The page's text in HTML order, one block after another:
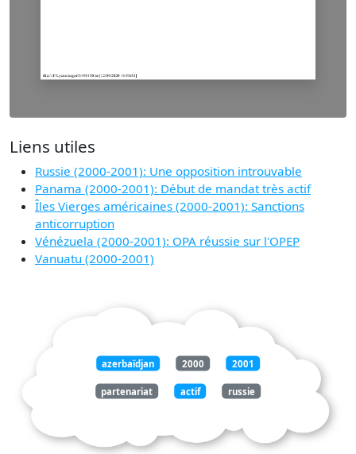
Liens utiles
Russie (2000-2001): Une opposition introuvable
Panama (2000-2001): Début de mandat très actif
Îles Vierges américaines (2000-2001): Sanctions
anticorruption
Vénézuela (2000-2001): OPA réussie sur l'OPEP
Vanuatu (2000-2001)
azerbaïdjan 2000 2001
partenariat actif russie